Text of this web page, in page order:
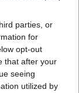
parties, or
for
opt-out
that after your
seeing
utilized by